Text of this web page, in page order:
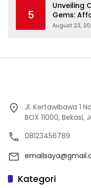
5
Unveiling
Gems:
and
August 23,
Jl. Kertawibawa 1
BOX 11000,
08123456789
Kategori